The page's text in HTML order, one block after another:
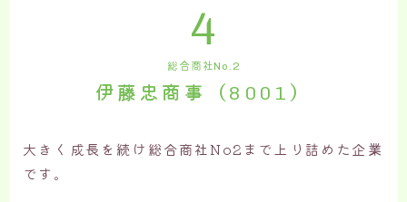
4
総合商社No.2
伊藤忠商事（8001）
大きく成長を続け総合商社No2まで上り詰めた企業
です。